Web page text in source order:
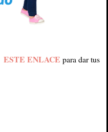
ESTE ENLACE para dar tus